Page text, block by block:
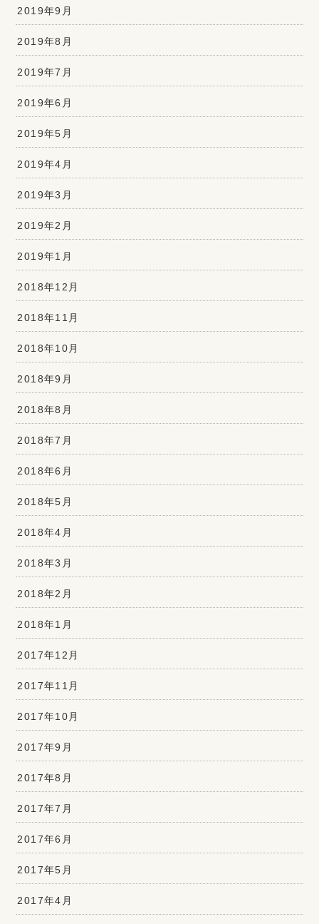
2019年9月
2019年8月
2019年7月
2019年6月
2019年5月
2019年4月
2019年3月
2019年2月
2019年1月
2018年12月
2018年11月
2018年10月
2018年9月
2018年8月
2018年7月
2018年6月
2018年5月
2018年4月
2018年3月
2018年2月
2018年1月
2017年12月
2017年11月
2017年10月
2017年9月
2017年8月
2017年7月
2017年6月
2017年5月
2017年4月